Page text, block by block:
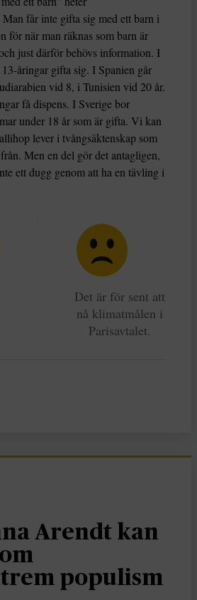
får inte gifta sig med ett barn i
för när man räknas som barn är
just därför behövs information. I
åringar gifta sig. I Spanien går
vid 8, i Tunisien vid 20 år.
få dispens. I Sverige bor
under 18 år som är gifta. Vi kan
lever i tvångsäktenskap som
Men en del gör det antagligen,
ett dugg genom att ha en tävling i
Det är för sent att
nå klimatmålen i
Parisavtalet.
Arendt kan
populism